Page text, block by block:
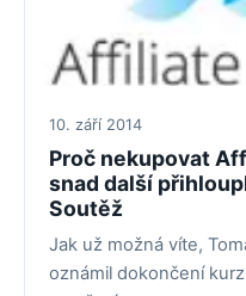
10. září 2014
Proč nekupovat
snad další
Soutěž
Jak už možná víte,
oznámil dokončení